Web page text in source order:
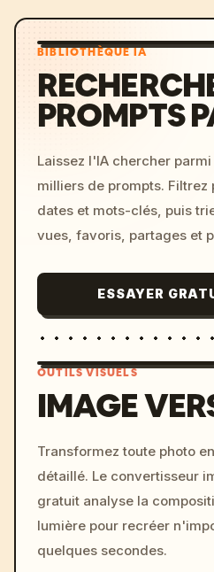
BIBLIOTHÈQUE IA
PROMPTS
Laissez l'IA chercher
milliers de prompts.
dates et mots-clés, puis
vues, favoris, partages et
ESSAYER
OUTILS VISUELS
IMAGE
Transformez toute photo
détaillé. Le convertisseur
gratuit analyse la
lumière pour recréer
quelques secondes.